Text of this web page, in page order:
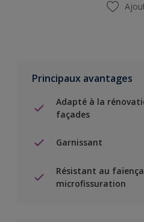
Principaux avantages
Adapté à la
façades
Garnissant
Résistant au
microfissuration